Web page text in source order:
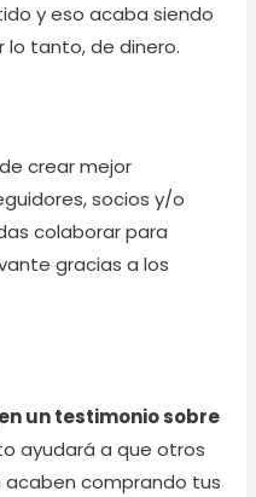
y eso acaba siendo
lo tanto, de dinero.
crear mejor
socios y/o
colaborar para
gracias a los
un testimonio sobre
ayudará a que otros
comprando tus